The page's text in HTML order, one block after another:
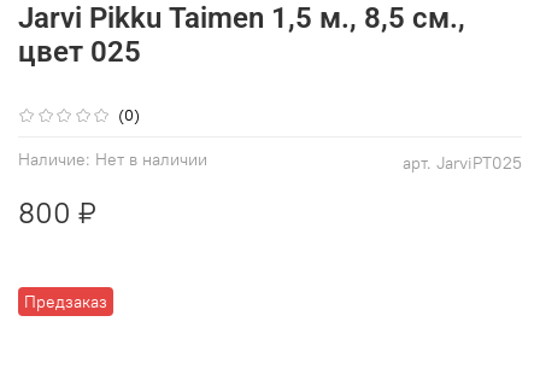
(0)
арт. JarviPT025
Наличие: Нет в наличии
Предзаказ
Jarvi Pikku Taimen 1,5 м., 8,5 см.,
цвет 025
800 ₽